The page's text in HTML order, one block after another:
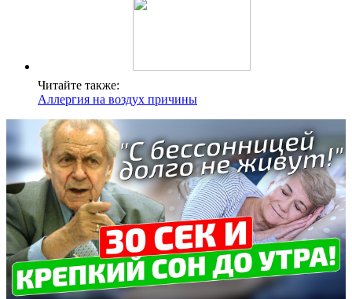
Читайте также:
Аллергия на воздух причины